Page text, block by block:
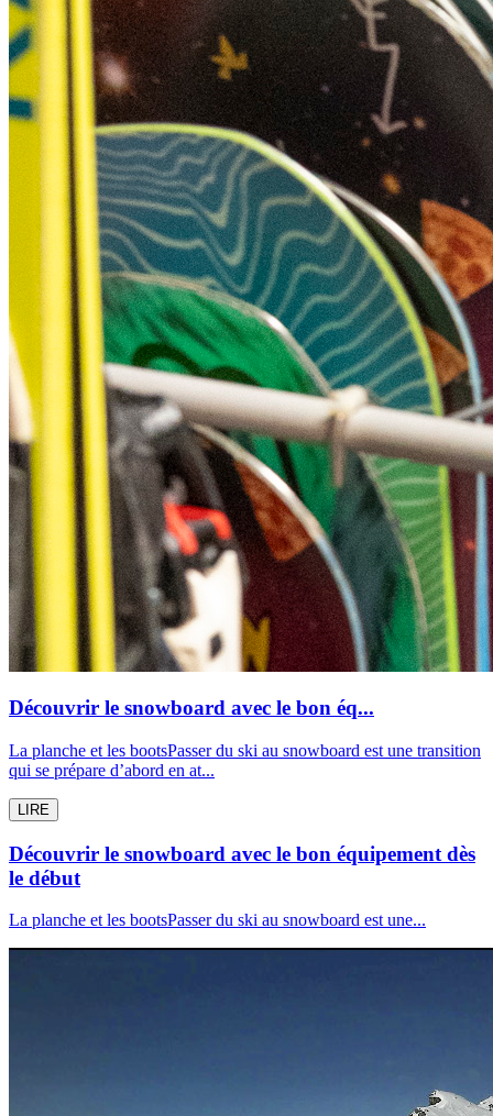
Découvrir le snowboard avec le bon éq...
La planche et les bootsPasser du ski au snowboard est une transition
qui se prépare d’abord en at...
LIRE
Découvrir le snowboard avec le bon équipement dès
le début
La planche et les bootsPasser du ski au snowboard est une...